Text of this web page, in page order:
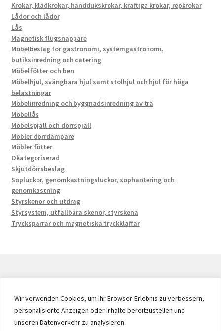
Wir verwenden Cookies, um Ihr Browser-Erlebnis zu verbessern,
personalisierte Anzeigen oder Inhalte bereitzustellen und
unseren Datenverkehr zu analysieren.
Krokar, klädkrokar, handdukskrokar, kraftiga krokar, repkrokar
Lådor och lådor
Lås
Magnetisk flugsnappare
Möbelbeslag för gastronomi, systemgastronomi,
butiksinredning och catering
Möbelfötter och ben
Möbelhjul, svängbara hjul samt stolhjul och hjul för höga
belastningar
Möbelinredning och byggnadsinredning av trä
Möbellås
Möbelspjäll och dörrspjäll
Möbler dörrdämpare
Möbler fötter
Okategoriserad
Skjutdörrsbeslag
Sopluckor, genomkastningsluckor, sophantering och
genomkastning
Styrskenor och utdrag
Styrsystem, utfällbara skenor, styrskena
Tryckspärrar och magnetiska tryckklaffar
© 2026 by UMAXO Germany, member of the ERUON Group.
High quality Fittings, mechanical Components and
Fasteners